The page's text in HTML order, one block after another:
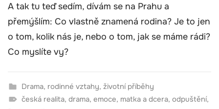
A tak tu teď sedím, dívám se na Prahu a
přemýšlím: Co vlastně znamená rodina? Je to jen
o tom, kolik nás je, nebo o tom, jak se máme rádi?
Co myslíte vy?
Drama, rodinné vztahy, životní příběhy
česká realita, drama, emoce, matka a dcera, odpuštění,